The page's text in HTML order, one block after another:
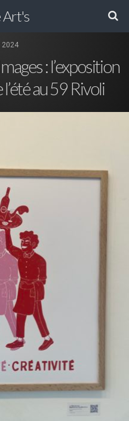
Art's
2024
: l’exposition
au 59 Rivoli